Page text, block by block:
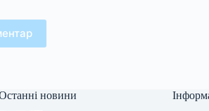
новини